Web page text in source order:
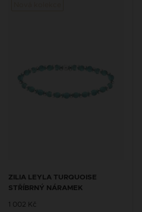
ZILIA LEYLA TURQUOISE
STŘÍBRNÝ NÁRAMEK
1 002 Kč